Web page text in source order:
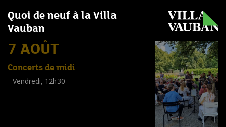
Quoi de neuf à la Villa
Vauban
7 AOÛT
Concerts de midi
Vendredi, 12h30